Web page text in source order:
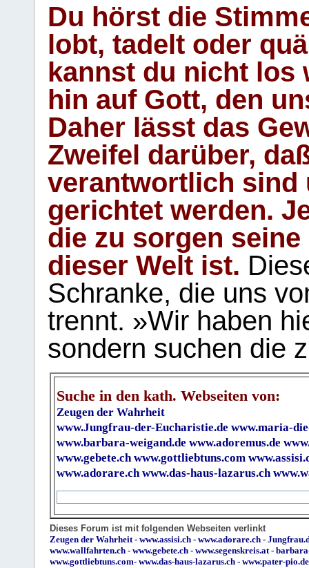
Du hörst die
lobt, tadelt oder
kannst du nicht los
hin auf Gott, den
Daher lässt das
Zweifel darüber,
verantwortlich sind
gerichtet werden.
die zu sorgen
dieser Welt ist.
Schranke, die uns
trennt. »Wir haben
sondern suchen die
Suche in den kath. Webseiten von:
Zeugen der Wahrheit
www.Jungfrau-der-Eucharistie.de www.maria-
www.barbara-weigand.de www.adoremus.de
www.gebete.ch www.gottliebtuns.com
www.adorare.ch www.das-haus-lazarus.ch
Dieses Forum ist mit folgenden Webseiten verlinkt
Zeugen der Wahrheit- www.assisi.ch - www.adorare.ch -
www.wallfahrten.ch - www.gebete.ch - www.segenskreis.at-
www.gottliebtuns.com- www.das-haus-lazarus.ch - www.pater-pio.de